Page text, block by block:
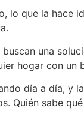
lo que la hace
una
hogar con un
día a día, y la
Quién sabe